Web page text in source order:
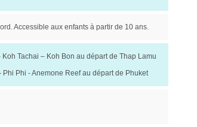
Accessible aux enfants à partir de 10 ans.
Tachai – Koh Bon au départ de Thap Lamu
Phi - Anemone Reef au départ de Phuket